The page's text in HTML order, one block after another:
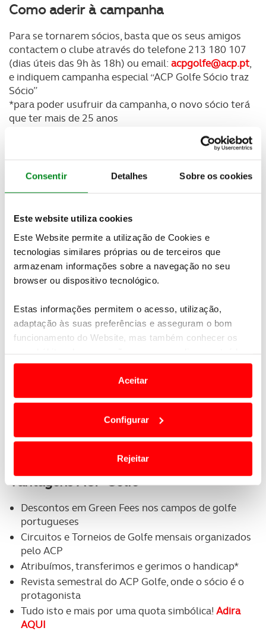
Consentir Detalhes Sobre os cookies
Este website utiliza cookies
Este Website permite a utilização de Cookies e
tecnologias similares próprias ou de terceiros que
armazenam informações sobre a navegação no seu
browser ou dispositivo tecnológico.
Estas informações permitem o acesso, utilização,
adaptação às suas preferências e asseguram o bom
funcionamento do Website, mas também conhecer os
e anúncios de modo a promover produtos e/ou serviços.
Em alguns casos, a utilização destas tecnologias
termos e a todo o tempo as suas preferências e limitando
o acesso a informações durante a navegação no
funcionalidades de redes sociais, bem como para
analisar dados de navegação no nosso website.
Adicionalmente partilhamos informação, relativa à sua
utilização do nosso site de publicidade e de análise, com
parceiros e organizações na UE e em países terceiros.
O ACP garantirá que as transferências internacionais de
dados pessoais serão realizadas apenas com o seu
Aceitar
Configurar
Rejeitar
Como aderir à campanha
Para se tornarem sócios, basta que os seus amigos
contactem o clube através do telefone 213 180 107
(dias úteis das 9h às 18h) ou email: acpgolfe@acp.pt,
e indiquem campanha especial “ACP Golfe Sócio traz
Sócio”
*para poder usufruir da campanha, o novo sócio terá
que ter mais de 25 anos
Membro Embaixador ACP Golfe
Torne-se um“Membro Embaixador ACP Golfe”
angariar três ou mais novos sócios durante 2026,
recebe o título de Membro Embaixador ACP Golfe,
Desconto de 10€ por cada novo sócio na quota de
Bag Tagpersonalizado para o seu saco de golfe
1 convite (green fee)para um dos eventos oficiais
Vantagens ACP Golfe
Descontos em Green Fees nos campos de golfe
portugueses
Circuitos e Torneios de Golfe mensais organizados
pelo ACP
Atribuímos, transferimos e gerimos o handicap*
Revista semestral do ACP Golfe, onde o sócio é o
protagonista
Tudo isto e mais por uma quota simbólica! Adira
AQUI